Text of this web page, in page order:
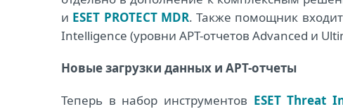
и ESET PROTECT MDR. Также помощник входит
Intelligence (уровни APT-отчетов Advanced и
Новые загрузки данных и APT-отчеты
Теперь в набор инструментов ESET Threat